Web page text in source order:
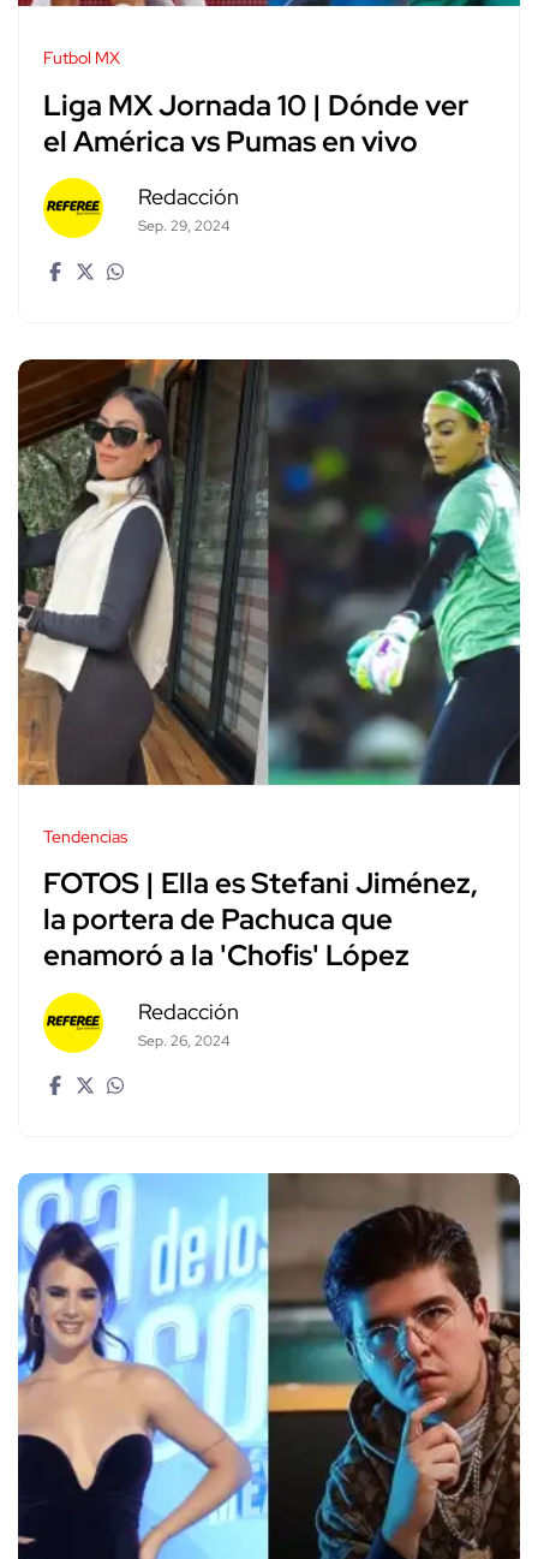
Futbol MX
Liga MX Jornada 10 | Dónde ver
el América vs Pumas en vivo
Redacción
Sep. 29, 2024
Tendencias
FOTOS | Ella es Stefani Jiménez,
la portera de Pachuca que
enamoró a la 'Chofis' López
Redacción
Sep. 26, 2024